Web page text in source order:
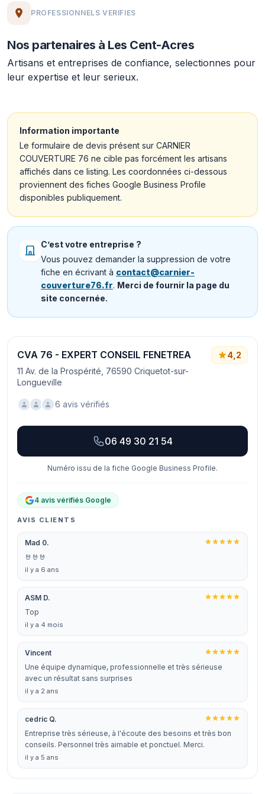
PROFESSIONNELS VERIFIES
Nos partenaires à Les Cent-Acres
Artisans et entreprises de confiance, selectionnes pour
leur expertise et leur serieux.
Information importante
Le formulaire de devis présent sur CARNIER
COUVERTURE 76 ne cible pas forcément les artisans
affichés dans ce listing. Les coordonnées ci-dessous
proviennent des fiches Google Business Profile
disponibles publiquement.
C’est votre entreprise ?
Vous pouvez demander la suppression de votre
fiche en écrivant à contact@carnier-
couverture76.fr. Merci de fournir la page du
site concernée.
CVA 76 - EXPERT CONSEIL FENETREA
11 Av. de la Prospérité, 76590 Criquetot-sur-
Longueville
4,2
6 avis vérifiés
06 49 30 21 54
Numéro issu de la fiche Google Business Profile.
4 avis vérifiés Google
AVIS CLIENTS
Mad 0.
🤘🤘🤘
il y a 6 ans
ASM D.
Top
il y a 4 mois
Vincent
Une équipe dynamique, professionnelle et très sérieuse
avec un résultat sans surprises
il y a 2 ans
cedric Q.
Entreprise très sérieuse, à l'écoute des besoins et très bon
conseils. Personnel très aimable et ponctuel. Merci.
il y a 5 ans